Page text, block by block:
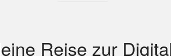
Reise zur